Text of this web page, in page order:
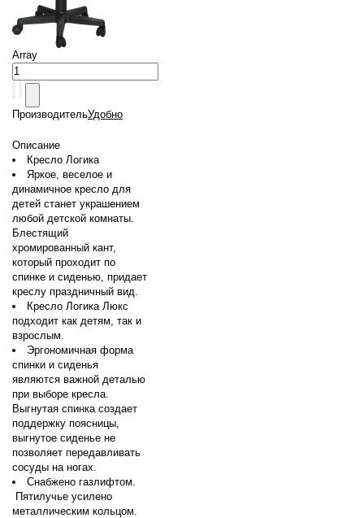
Array
ПроизводительУдобно
Описание
Кресло Логика
Яркое, веселое и
динамичное кресло для
детей станет украшением
любой детской комнаты.
Блестящий
хромированный кант,
который проходит по
спинке и сиденью, придает
креслу праздничный вид.
Кресло Логика Люкс
подходит как детям, так и
взрослым.
Эргономичная форма
спинки и сиденья
являются важной деталью
при выборе кресла.
Выгнутая спинка создает
поддержку поясницы,
выгнутое сиденье не
позволяет передавливать
сосуды на ногах.
Снабжено газлифтом.
Пятилучье усилено
металлическим кольцом.